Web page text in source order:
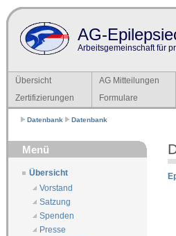
AG-
Arbeitsgemeinschaft für
Übersicht AG Mitteilungen
Zertifizierungen
Formulare
Datenbank Datenbank
Menü
Übersicht
Vorstand
Satzung
Spenden
Presse